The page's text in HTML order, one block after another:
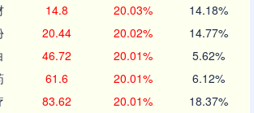
14.8 20.03% 14.18%
20.44 20.02% 14.77%
46.72 20.01% 5.62%
61.6 20.01% 6.12%
83.62 20.01% 18.37%